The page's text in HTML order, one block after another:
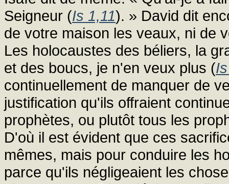
Seigneur (Is 1,11). » David dit
de votre maison les veaux, ni de
Les holocaustes des béliers, la
et des boucs, je n'en veux plus (
continuellement de manquer de
justification qu'ils offraient
prophètes, ou plutôt tous les
D'où il est évident que ces
mêmes, mais pour conduire les
parce qu'ils négligeaient les